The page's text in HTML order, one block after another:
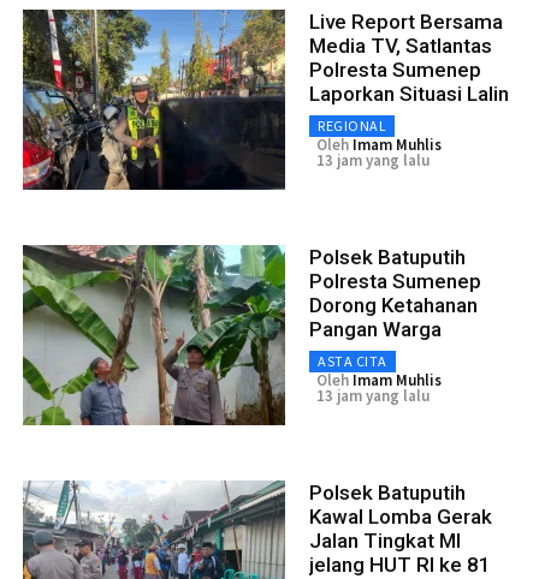
Live Report Bersama
Media TV, Satlantas
Polresta Sumenep
Laporkan Situasi Lalin
REGIONAL
Oleh Imam Muhlis
13 jam yang lalu
Polsek Batuputih
Polresta Sumenep
Dorong Ketahanan
Pangan Warga
ASTA CITA
Oleh Imam Muhlis
13 jam yang lalu
Polsek Batuputih
Kawal Lomba Gerak
Jalan Tingkat MI
jelang HUT RI ke 81